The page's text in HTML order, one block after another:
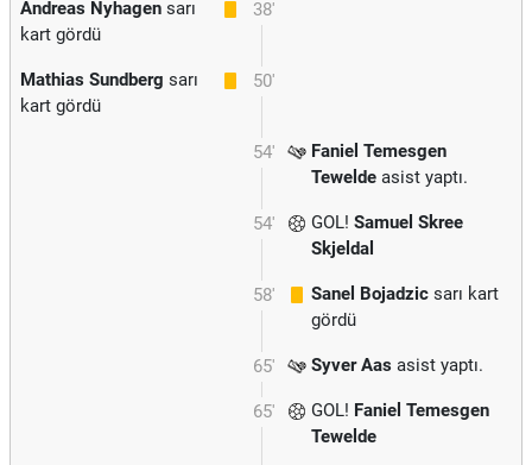
38'
Andreas Nyhagen sarı
kart gördü
50'
Mathias Sundberg sarı
kart gördü
54'
Faniel Temesgen
Tewelde asist yaptı.
54' GOL! Samuel Skree
Skjeldal
58' Sanel Bojadzic sarı kart
gördü
65' Syver Aas asist yaptı.
65' GOL! Faniel Temesgen
Tewelde